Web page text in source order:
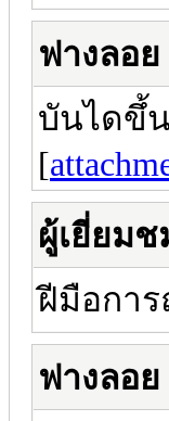
ฟางลอย
บันไดขึ้
[
ผู้เยี่ยมช
ฝีมือกา
ฟางลอย